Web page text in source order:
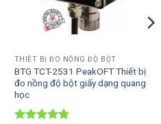
THIẾT BỊ ĐO NỒNG ĐỘ BỘT
BTG TCT-2531 PeakOFT Thiết bị
đo nồng độ bột giấy dạng quang
học